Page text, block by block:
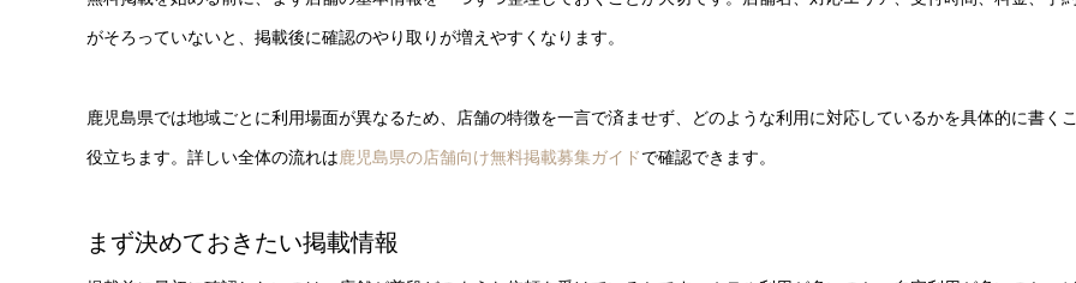
がそろっていないと、掲載後に確認のやり取りが増えやすくなります。
鹿児島県では地域ごとに利用場面が異なるため、店舗の特徴を一言で済ませず、どのような利用に対応しているかを具体的に書く
役立ちます。詳しい全体の流れは 鹿児島県の店舗向け無料掲載募集ガイド で確認できます。
まず決めておきたい掲載情報